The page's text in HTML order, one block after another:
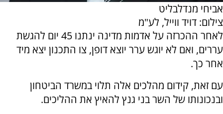
אביחי מנדלבליט
צילום: דויד ווייל, לע"מ
לאחר ההכרזה על אדמות מדינה ינתנו 45 יום להגשת
עררים, ואם לא יוגש ערר יוצא דופן, צו התכנון יצא מיד
אחר כך.
עם זאת, קידום מהלכים אלה תלוי במשרד הביטחון
ובנכונותו של השר בני גנץ להאיץ את ההליכים.